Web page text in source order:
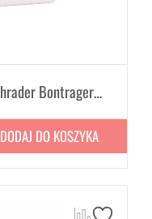
Dętka rowerowa na wentyl Schrader Bontrager Standard 14" x 1.75-2.125", 35mm
DODAJ DO KOSZYKA